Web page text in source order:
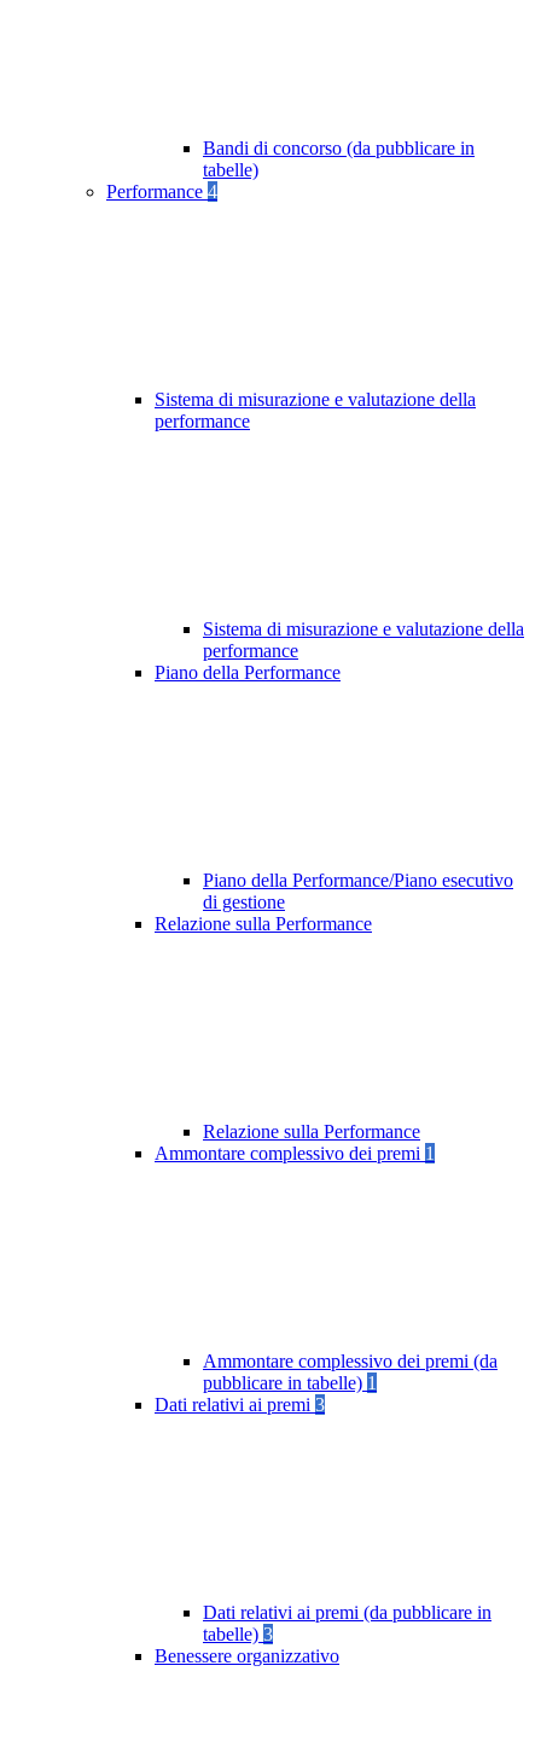
Bandi di concorso (da pubblicare in
tabelle)
Performance 4
Sistema di misurazione e valutazione della
performance
Sistema di misurazione e valutazione della
performance
Piano della Performance
Piano della Performance/Piano esecutivo
di gestione
Relazione sulla Performance
Relazione sulla Performance
Ammontare complessivo dei premi 1
Ammontare complessivo dei premi (da
pubblicare in tabelle) 1
Dati relativi ai premi 3
Dati relativi ai premi (da pubblicare in
tabelle) 3
Benessere organizzativo